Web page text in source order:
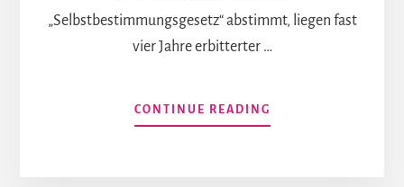
„Selbstbestimmungsgesetz“ abstimmt, liegen fast
vier Jahre erbitterter …
CONTINUE READING
ZUM